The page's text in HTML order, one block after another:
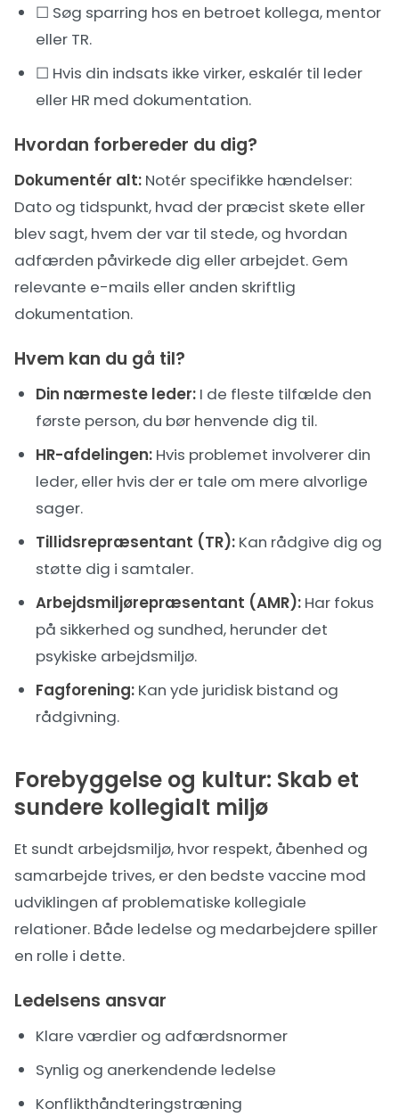
☐ Søg sparring hos en betroet kollega, mentor
eller TR.
☐ Hvis din indsats ikke virker, eskalér til leder
eller HR med dokumentation.
Hvordan forbereder du dig?
Dokumentér alt: Notér specifikke hændelser:
Dato og tidspunkt, hvad der præcist skete eller
blev sagt, hvem der var til stede, og hvordan
adfærden påvirkede dig eller arbejdet. Gem
relevante e-mails eller anden skriftlig
dokumentation.
Hvem kan du gå til?
Din nærmeste leder: I de fleste tilfælde den
første person, du bør henvende dig til.
HR-afdelingen: Hvis problemet involverer din
leder, eller hvis der er tale om mere alvorlige
sager.
Tillidsrepræsentant (TR): Kan rådgive dig og
støtte dig i samtaler.
Arbejdsmiljørepræsentant (AMR): Har fokus
på sikkerhed og sundhed, herunder det
psykiske arbejdsmiljø.
Fagforening: Kan yde juridisk bistand og
rådgivning.
Forebyggelse og kultur: Skab et
sundere kollegialt miljø
Et sundt arbejdsmiljø, hvor respekt, åbenhed og
samarbejde trives, er den bedste vaccine mod
udviklingen af problematiske kollegiale
relationer. Både ledelse og medarbejdere spiller
en rolle i dette.
Ledelsens ansvar
Klare værdier og adfærdsnormer
Synlig og anerkendende ledelse
Konflikthåndteringstræning